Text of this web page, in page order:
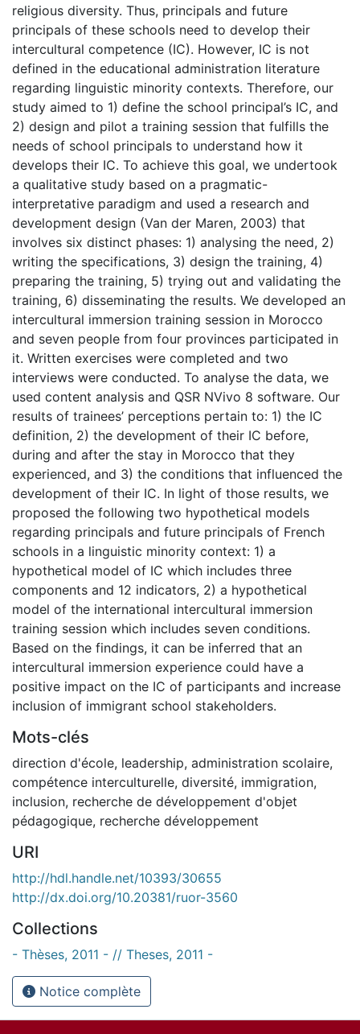
religious diversity. Thus, principals and future
principals of these schools need to develop their
intercultural competence (IC). However, IC is not
defined in the educational administration literature
regarding linguistic minority contexts. Therefore, our
study aimed to 1) define the school principal’s IC, and
2) design and pilot a training session that fulfills the
needs of school principals to understand how it
develops their IC. To achieve this goal, we undertook
a qualitative study based on a pragmatic-
interpretative paradigm and used a research and
development design (Van der Maren, 2003) that
involves six distinct phases: 1) analysing the need, 2)
writing the specifications, 3) design the training, 4)
preparing the training, 5) trying out and validating the
training, 6) disseminating the results. We developed an
intercultural immersion training session in Morocco
and seven people from four provinces participated in
it. Written exercises were completed and two
interviews were conducted. To analyse the data, we
used content analysis and QSR NVivo 8 software. Our
results of trainees’ perceptions pertain to: 1) the IC
definition, 2) the development of their IC before,
during and after the stay in Morocco that they
experienced, and 3) the conditions that influenced the
development of their IC. In light of those results, we
proposed the following two hypothetical models
regarding principals and future principals of French
schools in a linguistic minority context: 1) a
hypothetical model of IC which includes three
components and 12 indicators, 2) a hypothetical
model of the international intercultural immersion
training session which includes seven conditions.
Based on the findings, it can be inferred that an
intercultural immersion experience could have a
positive impact on the IC of participants and increase
inclusion of immigrant school stakeholders.
Mots-clés
direction d'école, leadership, administration scolaire,
compétence interculturelle, diversité, immigration,
inclusion, recherche de développement d'objet
pédagogique, recherche développement
URI
http://hdl.handle.net/10393/30655
http://dx.doi.org/10.20381/ruor-3560
Collections
- Thèses, 2011 - // Theses, 2011 -
Notice complète